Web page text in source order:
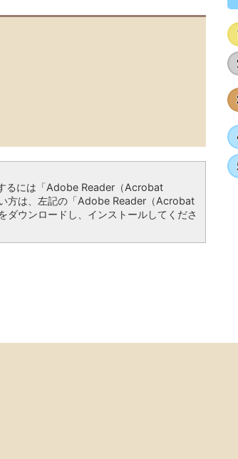
るには「Adobe Reader（Acrobat
方は、左記の「Adobe Reader（Acrobat
ダウンロードし、インストールしてくださ